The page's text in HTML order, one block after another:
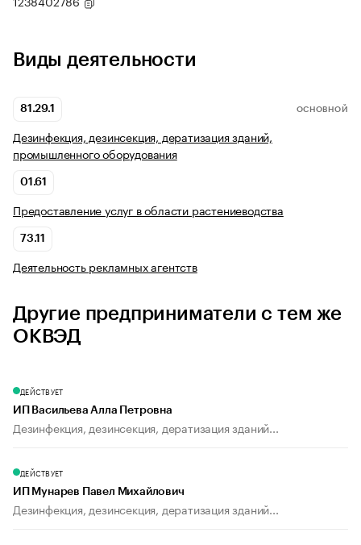
Виды деятельности
81.29.1 ОСНОВНОЙ
Дезинфекция, дезинсекция, дератизация зданий,
промышленного оборудования
01.61
Предоставление услуг в области растениеводства
73.11
Деятельность рекламных агентств
Другие предприниматели с тем же
ОКВЭД
ДЕЙСТВУЕТ
ИП Васильева Алла Петровна
Дезинфекция, дезинсекция, дератизация зданий...
ДЕЙСТВУЕТ
ИП Мунарев Павел Михайлович
Дезинфекция, дезинсекция, дератизация зданий...